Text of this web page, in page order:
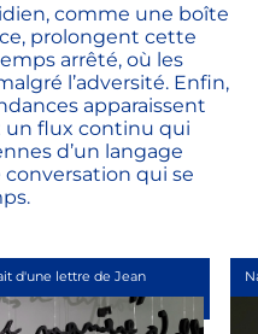
comme une boîte
prolongent cette
arrêté, où les
l’adversité. Enfin,
apparaissent
un flux continu qui
d’un langage
qui se
d'une lettre de Jean